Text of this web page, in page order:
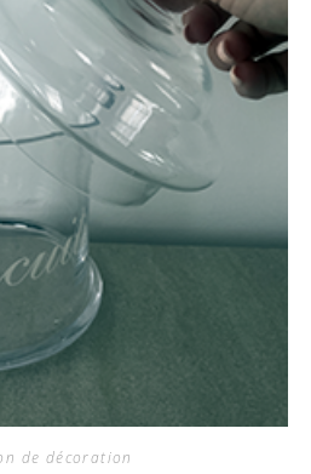
de décoration